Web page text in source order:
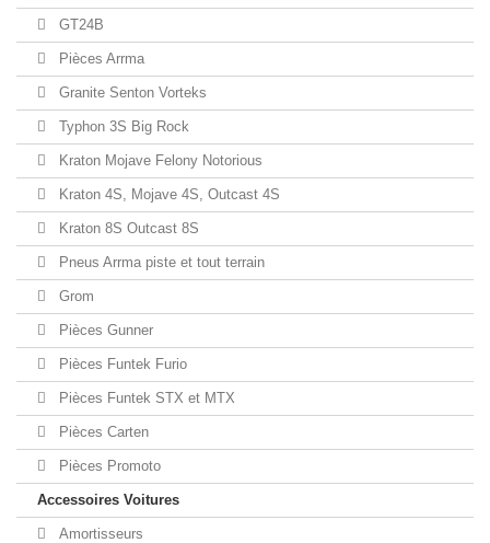
GT24B
Pièces Arrma
Granite Senton Vorteks
Typhon 3S Big Rock
Kraton Mojave Felony Notorious
Kraton 4S, Mojave 4S, Outcast 4S
Kraton 8S Outcast 8S
Pneus Arrma piste et tout terrain
Grom
Pièces Gunner
Pièces Funtek Furio
Pièces Funtek STX et MTX
Pièces Carten
Pièces Promoto
Accessoires Voitures
Amortisseurs